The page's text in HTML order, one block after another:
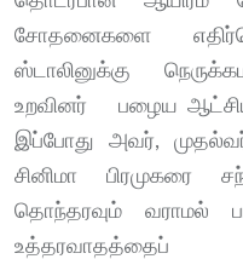
சோதனைகளை
ஸ்டாலினுக்கு
உறவினர் பழைய
இப்போது அவர்,
சினிமா பிரமுகரை
தொந்தரவும் வராமல்
உத்தரவாதத்தைப்